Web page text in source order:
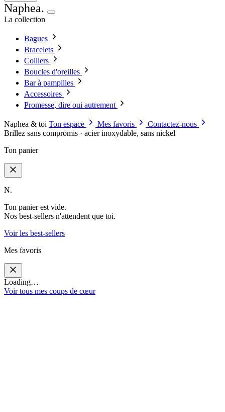
Naphea.
La collection
Bagues
Bracelets
Colliers
Boucles d'oreilles
Bar à pampilles
Accessoires
Promesse, dire oui autrement
Naphea & toi Ton espace Mes favoris
Contactez-nous
Brillez sans compromis · acier inoxydable, sans nickel
Ton panier
N.
Ton panier est vide.
Nos best-sellers n'attendent que toi.
Voir les best-sellers
Mes favoris
Loading…
Voir tous mes coups de cœur